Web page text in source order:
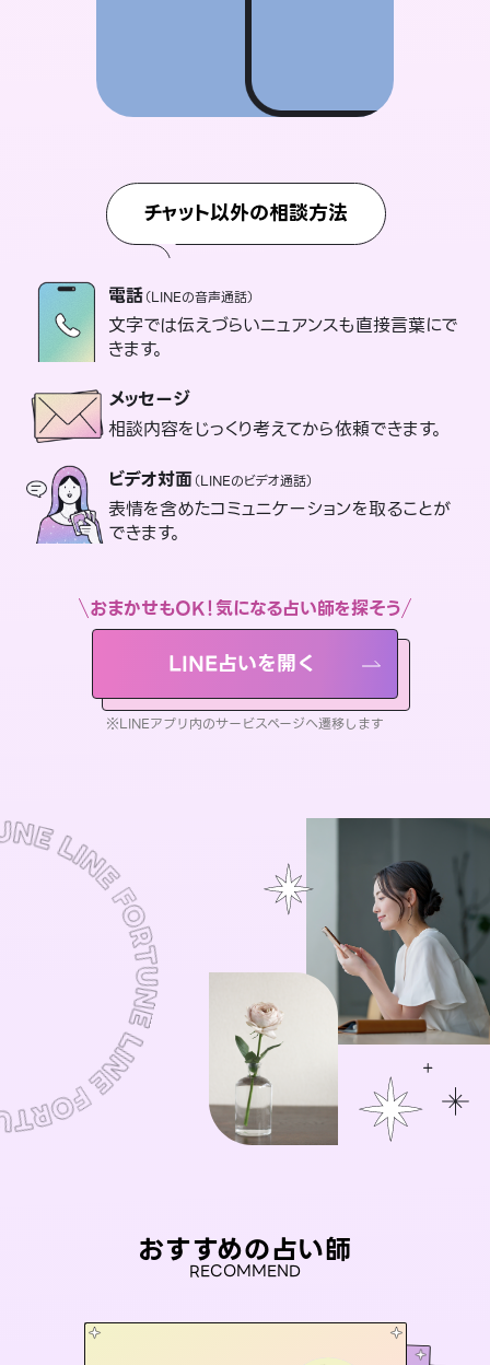
チャット以外の相談方法
電話（LINEの音声通話）
文字では伝えづらいニュアンスも直接言葉にで
きます。
メッセージ
相談内容をじっくり考えてから依頼できます。
ビデオ対面（LINEのビデオ通話）
表情を含めたコミュニケーションを取ることが
できます。
おまかせもOK！気になる占い師を探そう
LINE占いを開く
※LINEアプリ内のサービスページへ遷移します
おすすめの占い師
RECOMMEND